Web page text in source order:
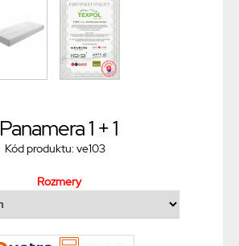
Panamera 1 + 1
Kód produktu: ve103
Rozmery